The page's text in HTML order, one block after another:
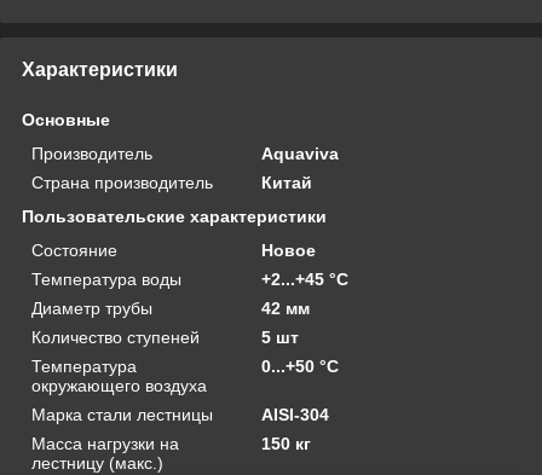
Характеристики
Основные
Производитель
Aquaviva
Страна производитель
Китай
Пользовательские характеристики
Состояние
Новое
Температура воды
+2...+45 °C
Диаметр трубы
42 мм
Количество ступеней
5 шт
Температура
окружающего воздуха
0...+50 °C
Марка стали лестницы
AISI-304
Масса нагрузки на
лестницу (макс.)
150 кг